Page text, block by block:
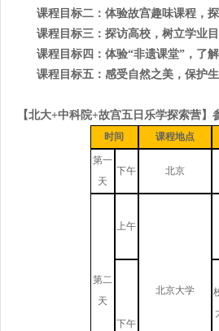
课程目标二：体验故宫趣味课程，
课程目标三：探访高校，树立学业目
课程目标四：体验“非遗课堂”，了
课程目标五：感受自然之美，保护生
【北大+中科院+故宫五日乐学探索营】
时间 课程地点
第一
天
下午 北京
第二
天
上午
北京大学
下午